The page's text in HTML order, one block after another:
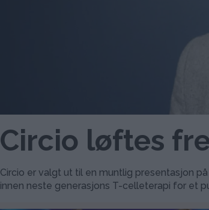
Circio løftes
Circio er valgt ut til en muntlig presentasjon
innen neste generasjons T-celleterapi for et